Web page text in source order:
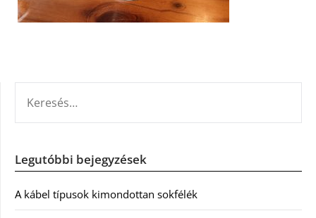
Legutóbbi bejegyzések
A kábel típusok kimondottan sokfélék